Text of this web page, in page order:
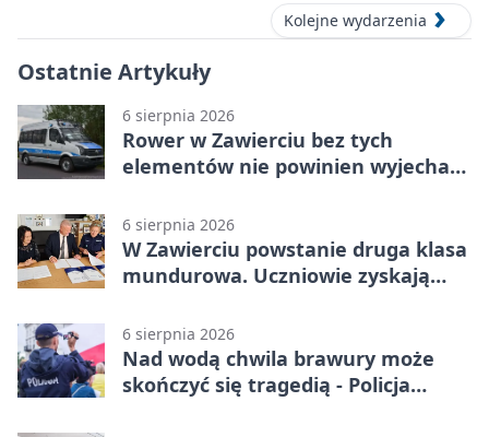
Kolejne wydarzenia
Ostatnie Artykuły
6 sierpnia 2026
Rower w Zawierciu bez tych
elementów nie powinien wyjechać
6 sierpnia 2026
W Zawierciu powstanie druga klasa
mundurowa. Uczniowie zyskają
6 sierpnia 2026
Nad wodą chwila brawury może
skończyć się tragedią - Policja